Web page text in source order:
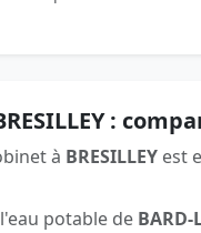
:
à BRESILLEY est
potable de BARD-